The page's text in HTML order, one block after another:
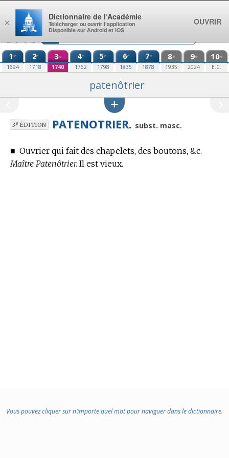
Aller au contenu
1re
1694
2e
1718
3e
1740
4e
1762
5e
1798
6e
1835
7e
1878
8e
1935
9e
2024
10e
E.C.
patenôtrier
3eÉDITION PATENOTRIER. subst. masc.
■ Ouvrier qui fait des chapelets, des boutons, &c.
Maître Patenôtrier. Il est vieux.
Vous pouvez cliquer sur n’importe quel mot pour naviguer dans le dictionnaire.
×
Dictionnaire de l’Académie
Télécharger ou ouvrir l’application
Disponible sur Android et iOS
OUVRIR